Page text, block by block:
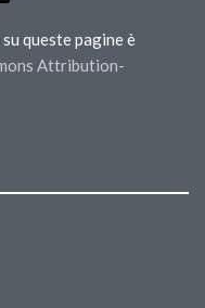
queste pagine è
Attribution-